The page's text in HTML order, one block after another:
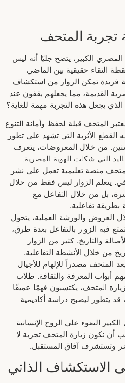
تجربة المتحف
الكبير، يتضح جليًا أنه ليس
التقاء حقيقية بين الماضي
فريدة تمكن الزوار من استكشاف
القديمة، مما يجعلهم يقفون عند
يجعل هذه التجربة مهمة للغاية؟
المتحف قبلة لحفظ وأمانة التنوع
القطع الأثرية التي تشهد على تطور
من خلال المعروضات، يتعرف
التي شكلت الهوية المصرية.
منصة تعليمية تعمل على نشر
يتعلم الزوار ليس فقط من خلال
بل من خلال التفاعل مع
تفاعلية.
العروض والورشة العملية، يتحول
فيه الزوار بالتفاعل بعدة طرق،
والتاريخ. كثير من الزوار
من خلال الأنشطة التفاعلية.
المتحف مصدراً للإلهام للأجيال
أبواب المعرفة والثقافة. طلاب
المتحف، يكتسبون فهمًا عميقًا
قد يتطور ليصبح دراسة أكاديمية
الضوء على الروح الإنسانية
أن تكون زيارة المتحف تجربة لا
وتستشرف آفاق المستقبل.
الاستكشاف الذاتي